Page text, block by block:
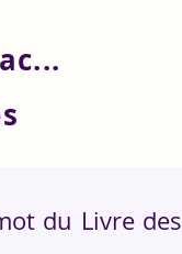
du Livre des